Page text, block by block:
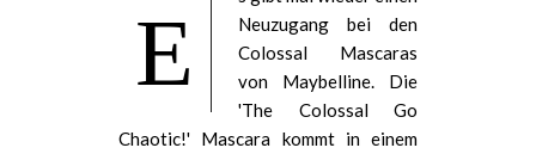
E
Neuzugang bei den
Colossal Mascaras
von Maybelline. Die
'The Colossal Go
Chaotic!' Mascara kommt in einem